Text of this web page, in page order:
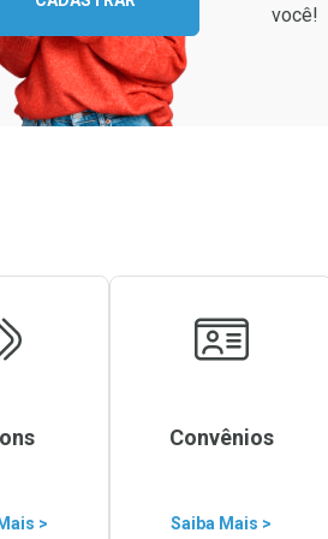
você!
>
Convênios
Saiba Mais >